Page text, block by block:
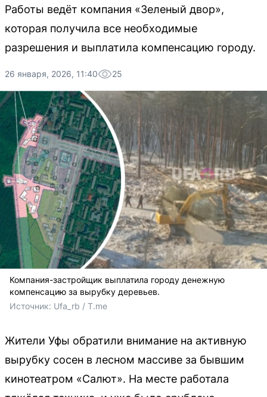
Работы ведёт компания «Зеленый двор»,
которая получила все необходимые
разрешения и выплатила компенсацию городу.
26 января, 2026, 11:40 25
Компания-застройщик выплатила городу денежную
компенсацию за вырубку деревьев.
Источник: Ufa_rb / T.me
Жители Уфы обратили внимание на активную
вырубку сосен в лесном массиве за бывшим
кинотеатром «Салют». На месте работала